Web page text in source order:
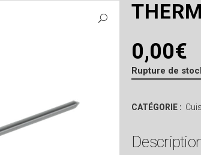
0,00€
Rupture de
CATÉGORIE :